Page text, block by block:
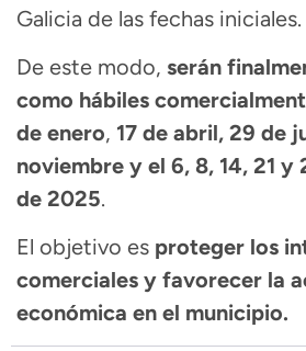
Galicia de las fechas iniciales.
De este modo, serán
como hábiles
de enero, 17 de abril, 29 de
noviembre y el 6, 8, 14, 21
de 2025.
El objetivo es proteger los
comerciales y favorecer la
económica en el municipio.